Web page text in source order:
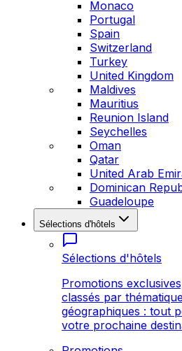
Monaco
Portugal
Spain
Switzerland
Turkey
United Kingdom
Maldives
Mauritius
Reunion Island
Seychelles
Oman
Qatar
United Arab
Dominican
Guadeloupe
Sélections d'hôtels
Sélections d'hôtels
Promotions
classés par
géographiques : tout
votre prochaine